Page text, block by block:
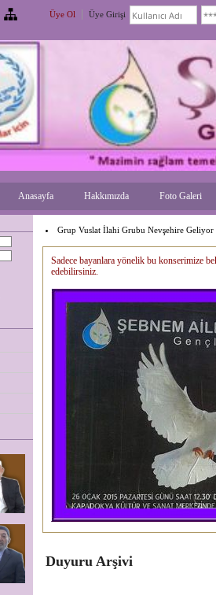
Üye Ol Üye Girişi
Anasayfa Hakkımızda Foto Galeri
Grup Vuslat İlahi Grubu Nevşehire
Sadece bayanlara yönelik bu konserimize
edebilirsiniz.
Duyuru Arşivi